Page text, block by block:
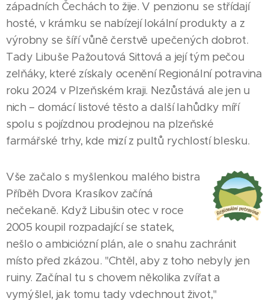
západních Čechách to žije. V penzionu se střídají
hosté, v krámku se nabízejí lokální produkty a z
výrobny se šíří vůně čerstvě upečených dobrot.
Tady Libuše Pažoutová Sittová a její tým pečou
zelňáky, které získaly ocenění Regionální potravina
roku 2024 v Plzeňském kraji. Nezůstává ale jen u
nich – domácí listové těsto a další lahůdky míří
spolu s pojízdnou prodejnou na plzeňské
farmářské trhy, kde mizí z pultů rychlostí blesku.
Vše začalo s myšlenkou malého bistra
Příběh Dvora Krasíkov začíná
nečekaně. Když Libušin otec v roce
2005 koupil rozpadající se statek,
nešlo o ambiciózní plán, ale o snahu zachránit
místo před zkázou. "Chtěl, aby z toho nebyly jen
ruiny. Začínal tu s chovem několika zvířat a
vymýšlel, jak tomu tady vdechnout život,"